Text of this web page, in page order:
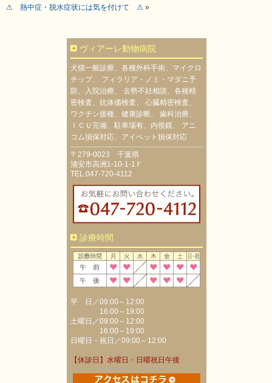
⚠ 熱中症・脱水症状には気を付けて ⚠ »
ヴィアーレ動物病院
犬猫一般診療、各種外科手術、マイクロ
チップ、 フィラリア・ノミ・マダニ予
防、入院治療、 去勢不妊相談、各種精
密検査、抗体価検査、 心臓精密検査、
ワクチン接種、健康診断、 歯科治療、
ＩＣＵ完備、駐車場有、内視鏡、 アニ
コム損保対応、アイペット損保対応
〒279-0023 千葉県
浦安市高洲1-10-1-1Ｆ
TEL.047-720-4112
診療時間
平 日／09:00～12:00
16:00～19:00
土曜日／09:00～12:00
16:00～19:00
日曜日・祝日／09:00～12:00
【休診日】水曜日・日曜祝日午後